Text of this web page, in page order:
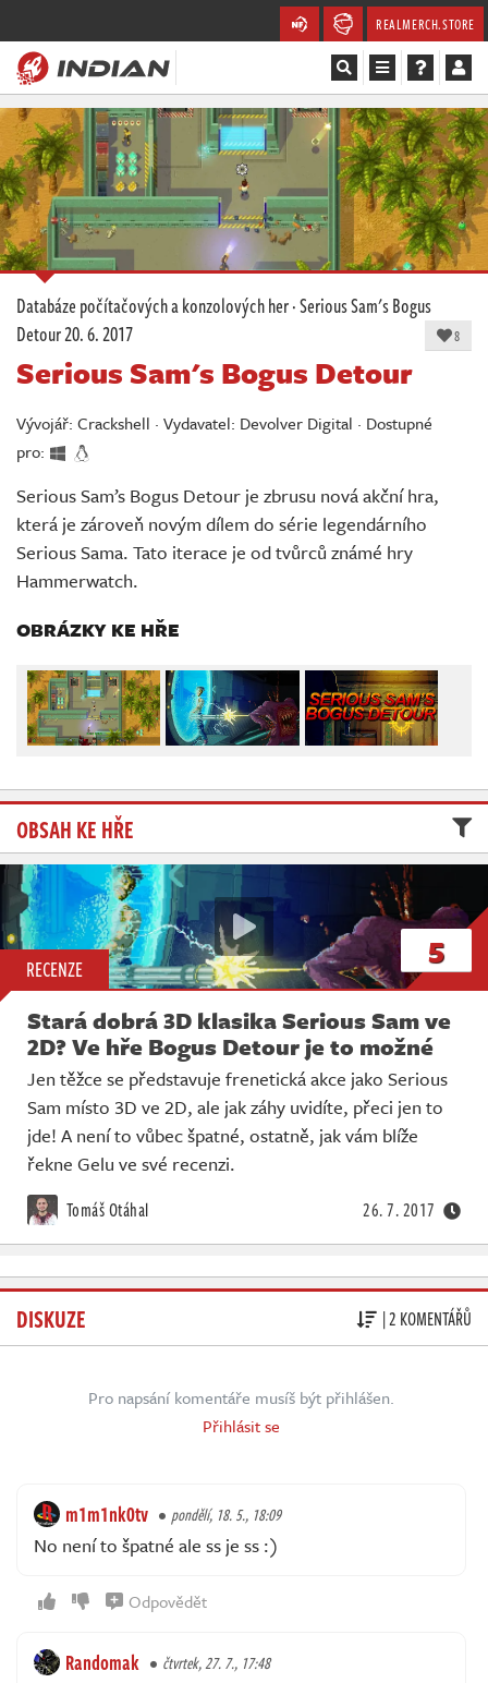
REALMERCH.STORE
Magazín
Recenze
Videa
Soutěže
Databáze
Komunita
Redakce
Živě
Databáze počítačových a konzolových her·Serious Sam's Bogus
Detour20. 6. 2017 8
Serious Sam's Bogus Detour
Vývojář: Crackshell · Vydavatel: Devolver Digital · Dostupné
pro:
Serious Sam’s Bogus Detour je zbrusu nová akční hra,
která je zároveň novým dílem do série legendárního
Serious Sama. Tato iterace je od tvůrců známé hry
Hammerwatch.
OBRÁZKY KE HŘE
OBSAH KE HŘE
RECENZE 5
Stará dobrá 3D klasika Serious Sam ve
2D? Ve hře Bogus Detour je to možné
Jen těžce se představuje frenetická akce jako Serious
Sam místo 3D ve 2D, ale jak záhy uvidíte, přeci jen to
jde! A není to vůbec špatné, ostatně, jak vám blíže
řekne Gelu ve své recenzi.
Tomáš Otáhal 26. 7. 2017
DISKUZE | 2 KOMENTÁŘŮ
Pro napsání komentáře musíš být přihlášen.
Přihlásit se
m1m1nk0tv pondělí, 18. 5., 18:09
No není to špatné ale ss je ss :)
Odpovědět
Randomak čtvrtek, 27. 7., 17:48